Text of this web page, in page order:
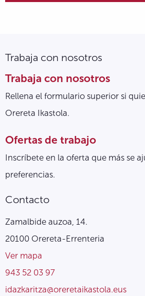
Trabaja con nosotros
Trabaja con nosotros
Rellena el formulario superior si
Orereta Ikastola.
Ofertas de trabajo
Inscríbete en la oferta que más se
preferencias.
Contacto
Zamalbide auzoa, 14.
20100 Orereta-Errenteria
Ver mapa
943 52 03 97
idazkaritza@oreretaikastola.eus